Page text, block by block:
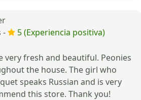
-
5 (Experiencia positiva)
very fresh and beautiful. Peonies
the house. The girl who
speaks Russian and is very
this store. Thank you!